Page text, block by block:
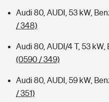
Audi 80, AUDI, 53 kW,
/ 348)
Audi 80, AUDI/4 T, 53
(0590 / 349)
Audi 80, AUDI, 59 kW,
/ 351)